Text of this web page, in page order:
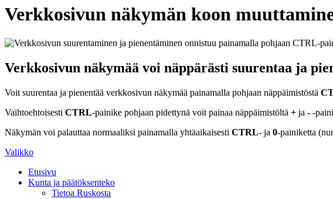
Verkkosivun näkymän koon
Verkkosivun näkymää voi näppärästi suurentaa ja
Voit suurentaa ja pienentää verkkosivun näkymää painamalla pohjaan näppäimistöstä
Vaihtoehtoisesti CTRL-painike pohjaan pidettynä voit painaa näppäimistöltä + ja - -
Näkymän voi palauttaa normaaliksi painamalla yhtäaikaisesti CTRL- ja 0-painiketta
Valikko
Etusivu
Kunta ja päätöksenteko
Tietoa Ruskosta